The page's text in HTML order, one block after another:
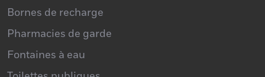
Bornes de recharge
Pharmacies de garde
Fontaines à eau